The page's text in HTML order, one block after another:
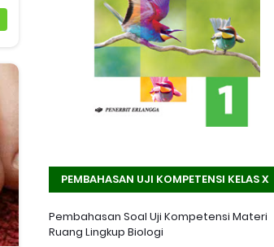
PEMBAHASAN UJI KOMPETENSI KELAS X
Pembahasan Soal Uji Kompetensi Materi
Ruang Lingkup Biologi